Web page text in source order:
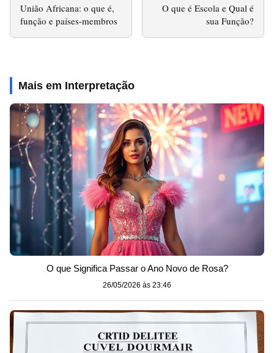
União Africana: o que é,
função e países-membros
O que é Escola e Qual é
sua Função?
Mais em Interpretação
O que Significa Passar o Ano Novo de Rosa?
26/05/2026 às 23:46